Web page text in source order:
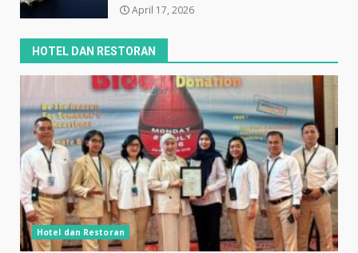
April 17, 2026
HOTEL DAN RESTORAN
Hotel dan Restoran